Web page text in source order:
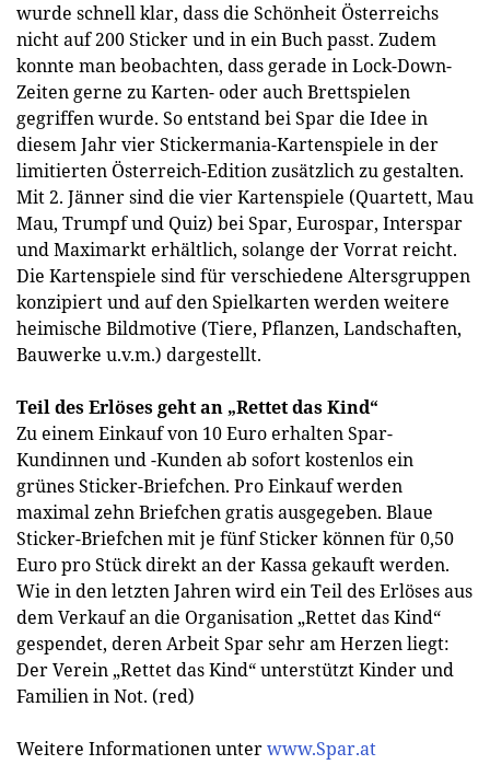
wurde schnell klar, dass die Schönheit Österreichs
nicht auf 200 Sticker und in ein Buch passt. Zudem
konnte man beobachten, dass gerade in Lock-Down-
Zeiten gerne zu Karten- oder auch Brettspielen
gegriffen wurde. So entstand bei Spar die Idee in
diesem Jahr vier Stickermania-Kartenspiele in der
limitierten Österreich-Edition zusätzlich zu gestalten.
Mit 2. Jänner sind die vier Kartenspiele (Quartett, Mau
Mau, Trumpf und Quiz) bei Spar, Eurospar, Interspar
und Maximarkt erhältlich, solange der Vorrat reicht.
Die Kartenspiele sind für verschiedene Altersgruppen
konzipiert und auf den Spielkarten werden weitere
heimische Bildmotive (Tiere, Pflanzen, Landschaften,
Bauwerke u.v.m.) dargestellt.
Teil des Erlöses geht an „Rettet das Kind“
Zu einem Einkauf von 10 Euro erhalten Spar-
Kundinnen und -Kunden ab sofort kostenlos ein
grünes Sticker-Briefchen. Pro Einkauf werden
maximal zehn Briefchen gratis ausgegeben. Blaue
Sticker-Briefchen mit je fünf Sticker können für 0,50
Euro pro Stück direkt an der Kassa gekauft werden.
Wie in den letzten Jahren wird ein Teil des Erlöses aus
dem Verkauf an die Organisation „Rettet das Kind“
gespendet, deren Arbeit Spar sehr am Herzen liegt:
Der Verein „Rettet das Kind“ unterstützt Kinder und
Familien in Not. (red)
Weitere Informationen unterwww.Spar.at